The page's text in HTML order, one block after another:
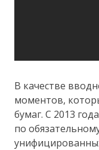
В качестве
моментов,
бумаг. С 2013
по